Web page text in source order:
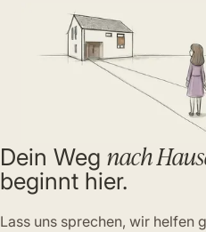
Dein Wegnach
beginnt hier.
Lass uns sprechen, wir helfen